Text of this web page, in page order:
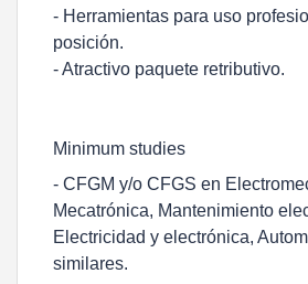
- Herramientas para uso
posición.
- Atractivo paquete retributivo.
Minimum studies
- CFGM y/o CFGS en
Mecatrónica, Mantenimiento
Electricidad y electrónica,
similares.